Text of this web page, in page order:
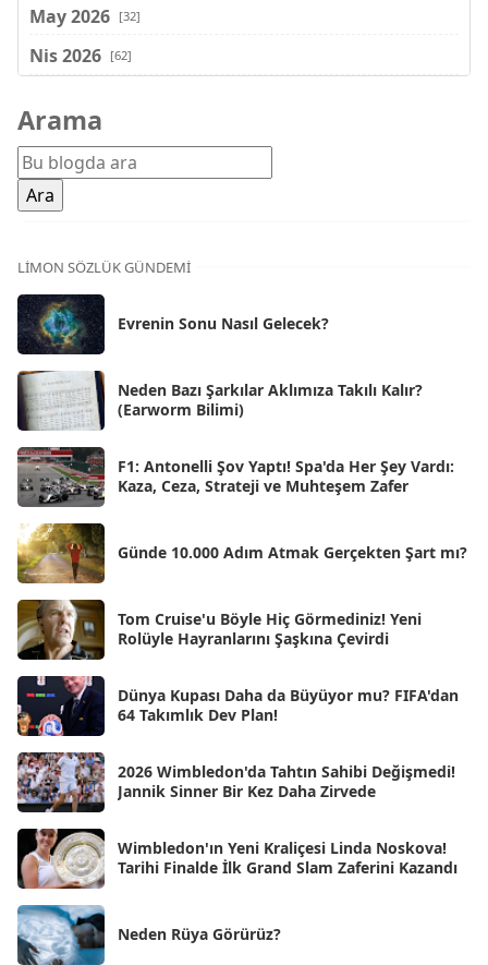
May 2026 [32]
Nis 2026 [62]
Şub 2026
Oca 2026 [72]
Ara 2025
Kas 2025
Eki 2025
Eyl 2025 [56]
Ağu 2025
Tem 2025 [45]
Haz 2025
May 2025 [54]
Nis 2025
Mar 2025
Şub 2025 [57]
Oca 2025
Ara 2024 [25]
Kas 2024
Eki 2024 [46]
Eyl 2024
Ağu 2024 [10]
Tem 2024
Haz 2024 [30]
Arama
LIMON SÖZLÜK GÜNDEMI
Evrenin Sonu Nasıl Gelecek?
Neden Bazı Şarkılar Aklımıza Takılı Kalır?
(Earworm Bilimi)
F1: Antonelli Şov Yaptı! Spa'da Her Şey Vardı:
Kaza, Ceza, Strateji ve Muhteşem Zafer
Günde 10.000 Adım Atmak Gerçekten Şart mı?
Tom Cruise'u Böyle Hiç Görmediniz! Yeni
Rolüyle Hayranlarını Şaşkına Çevirdi
Dünya Kupası Daha da Büyüyor mu? FIFA'dan
64 Takımlık Dev Plan!
2026 Wimbledon'da Tahtın Sahibi Değişmedi!
Jannik Sinner Bir Kez Daha Zirvede
Wimbledon'ın Yeni Kraliçesi Linda Noskova!
Tarihi Finalde İlk Grand Slam Zaferini Kazandı
Neden Rüya Görürüz?